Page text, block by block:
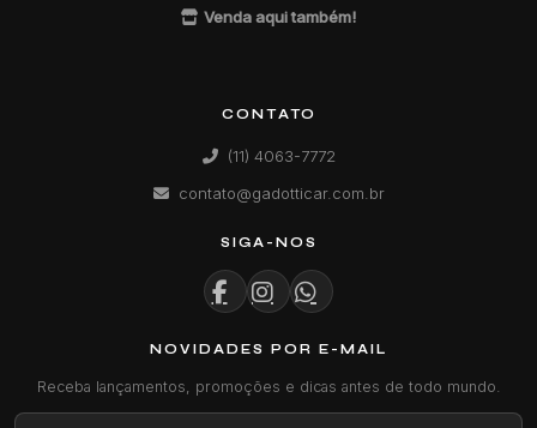
Venda aqui também!
CONTATO
(11) 4063-7772
contato@gadotticar.com.br
SIGA-NOS
NOVIDADES POR E-MAIL
Receba lançamentos, promoções e dicas antes de todo mundo.